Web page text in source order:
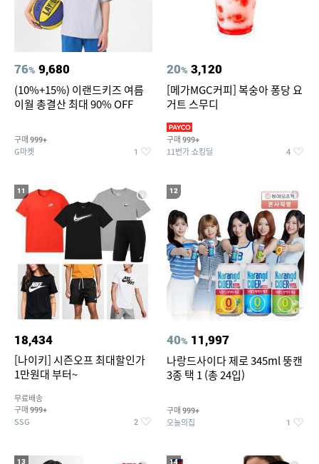
76% 9,680
(10%+15%) 이랜드키즈 여름
이월 총결산 최대 90% OFF
구매 999+
G마켓 1
20% 3,120
[메가MGC커피] 복숭아 퐁당 요
거트 스무디
구매 999+
11번가 쇼킹딜 4
11
18,434
[나이키] 시즌오프 최대할인가
1만원대 부터~
무료배송
구매 999+
SSG 2
12
40% 11,997
나랑드사이다 제로 345ml 뚱캔
3종 택 1 (총 24입)
구매 999+
오늘의집 1
13 14